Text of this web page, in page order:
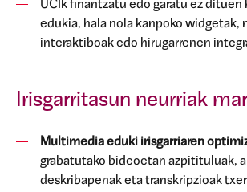
UCIk finantzatu edo garatu ez dituen
edukia, hala nola kanpoko widgetak,
interaktiboak edo hirugarrenen
Irisgarritasun neurriak
Multimedia eduki irisgarriaren
grabatutako bideoetan azpitituluak,
deskribapenak eta transkripzioak